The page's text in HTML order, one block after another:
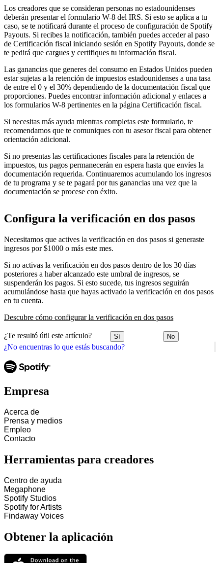
¿No encuentras lo que estás buscando?
Los creadores que se consideran personas no estadounidenses
deberán presentar el formulario W-8 del IRS. Si esto se aplica a tu
caso, se te notificará durante el proceso de configuración de Spotify
Payouts. Si recibes la notificación, también puedes acceder al paso
de Certificación fiscal iniciando sesión en Spotify Payouts, donde se
te pedirá que cargues y certifiques tu información fiscal.
Las ganancias que generes del consumo en Estados Unidos pueden
estar sujetas a la retención de impuestos estadounidenses a una tasa
de entre el 0 y el 30% dependiendo de la documentación fiscal que
proporciones. Puedes encontrar información adicional y enlaces a
los formularios W-8 pertinentes en la página Certificación fiscal.
Si necesitas más ayuda mientras completas este formulario, te
recomendamos que te comuniques con tu asesor fiscal para obtener
orientación adicional.
Si no presentas las certificaciones fiscales para la retención de
impuestos, tus pagos permanecerán en espera hasta que envíes la
documentación requerida. Continuaremos acumulando los ingresos
de tu programa y se te pagará por tus ganancias una vez que la
documentación se procese con éxito.
Configura la verificación en dos pasos
Necesitamos que actives la verificación en dos pasos si generaste
ingresos por $1000 o más este mes.
Si no activas la verificación en dos pasos dentro de los 30 días
posteriores a haber alcanzado este umbral de ingresos, se
suspenderán los pagos. Si esto sucede, tus ingresos seguirán
acumulándose hasta que hayas activado la verificación en dos pasos
en tu cuenta.
Descubre cómo configurar la verificación en dos pasos
¿Te resultó útil este artículo? Sí No
Empresa
Acerca de
Prensa y medios
Empleo
Contacto
Herramientas para creadores
Centro de ayuda
Megaphone
Spotify Studios
Spotify for Artists
Findaway Voices
Obtener la aplicación